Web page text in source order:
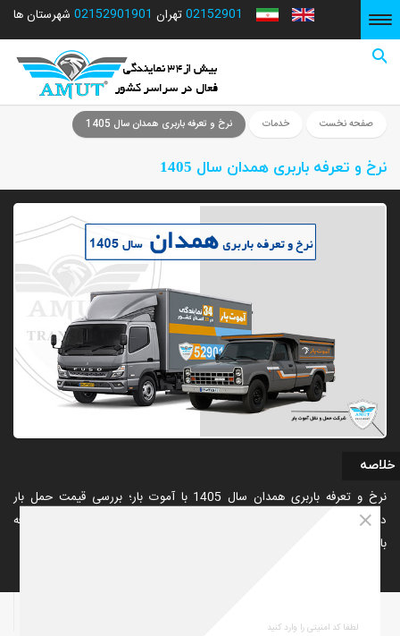
تهران 02152901901 02152901
صفحه نخست خدمات نرخ و تعرفه باربری همدان سال 1405
نرخ و تعرفه باربری همدان سال 1405
خلاصه
نرخ و تعرفه باربری همدان سال 1405 با آموت بار؛ بررسی قیمت حمل بار
درون‌شهری و برون‌شهری، عوامل مؤثر بر هزینه و راه‌های استعلام سریع تعرفه
باربری همدان.